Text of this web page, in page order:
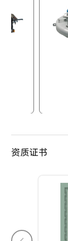
资质证书